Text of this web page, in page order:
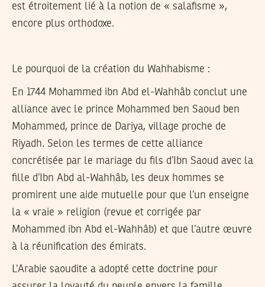
est étroitement lié à la notion de « salafisme »,
encore plus orthodoxe.
Le pourquoi de la création du Wahhabisme :
En 1744 Mohammed ibn Abd el-Wahhâb conclut une
alliance avec le prince Mohammed ben Saoud ben
Mohammed, prince de Dariya, village proche de
Riyadh. Selon les termes de cette alliance
concrétisée par le mariage du fils d’Ibn Saoud avec la
fille d’Ibn Abd al-Wahhâb, les deux hommes se
promirent une aide mutuelle pour que l’un enseigne
la « vraie » religion (revue et corrigée par
Mohammed ibn Abd el-Wahhâb) et que l’autre œuvre
à la réunification des émirats.
L’Arabie saoudite a adopté cette doctrine pour